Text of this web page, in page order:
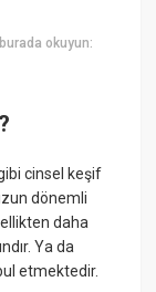
okuyun:
cinsel keşif
dönemli
daha
Ya da
etmektedir.